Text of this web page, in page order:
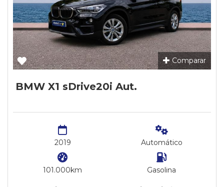
Comparar
BMW X1 sDrive20i Aut.
2019
101.000km
Automático
Gasolina